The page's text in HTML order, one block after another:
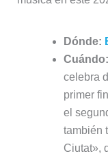
Dónde:
Cuándo:
celebra
primer
el
también
Ciutat»,